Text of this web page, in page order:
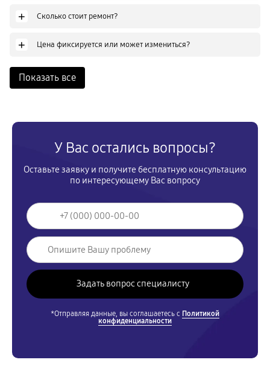
+ Сколько стоит ремонт?
+ Цена фиксируется или может измениться?
Показать все
У Вас остались вопросы?
Оставьте заявку и получите бесплатную консультацию
по интересующему Вас вопросу
*Отправляя данные, вы соглашаетесь с Политикой
конфиденциальности